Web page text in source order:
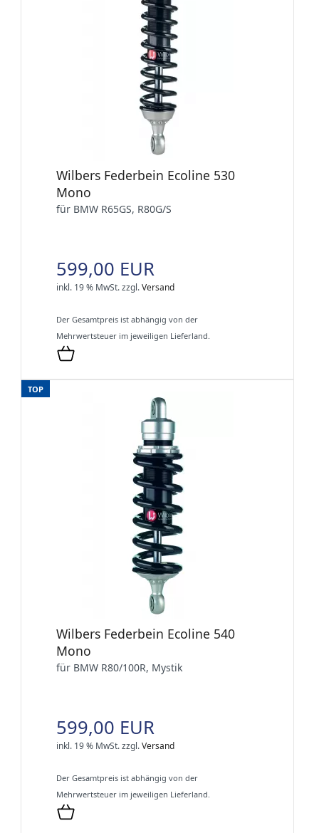
Wilbers Federbein Ecoline 530
Mono
für BMW R65GS, R80G/S
599,00 EUR
inkl. 19 % MwSt.zzgl.Versand
Der Gesamtpreis ist abhängig von der
Mehrwertsteuer im jeweiligen Lieferland.
TOP
Wilbers Federbein Ecoline 540
Mono
für BMW R80/100R, Mystik
599,00 EUR
inkl. 19 % MwSt.zzgl.Versand
Der Gesamtpreis ist abhängig von der
Mehrwertsteuer im jeweiligen Lieferland.